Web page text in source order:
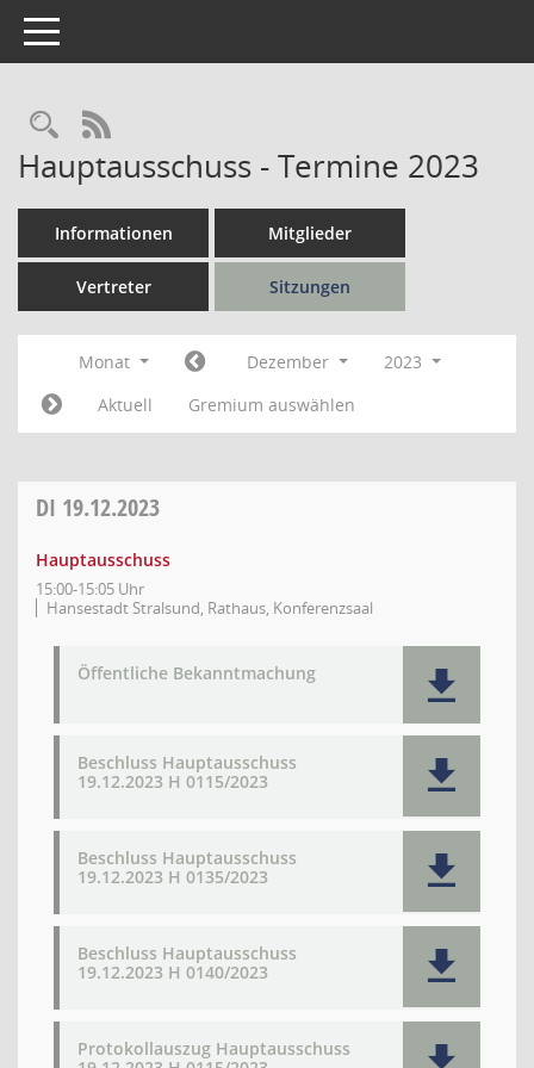
Toggle navigation
Rechercheauswahl
RSS-Feed
Hauptausschuss - Termine 2023
Informationen Mitglieder
Vertreter Sitzungen
Monat Dezember
2023
Aktuell
Gremium auswählen
DI 19.12.2023
Hauptausschuss
15:00-15:05 Uhr
Hansestadt Stralsund, Rathaus, Konferenzsaal
Öffentliche Bekanntmachung
Beschluss Hauptausschuss
19.12.2023 H 0115/2023
Beschluss Hauptausschuss
19.12.2023 H 0135/2023
Beschluss Hauptausschuss
19.12.2023 H 0140/2023
Protokollauszug Hauptausschuss